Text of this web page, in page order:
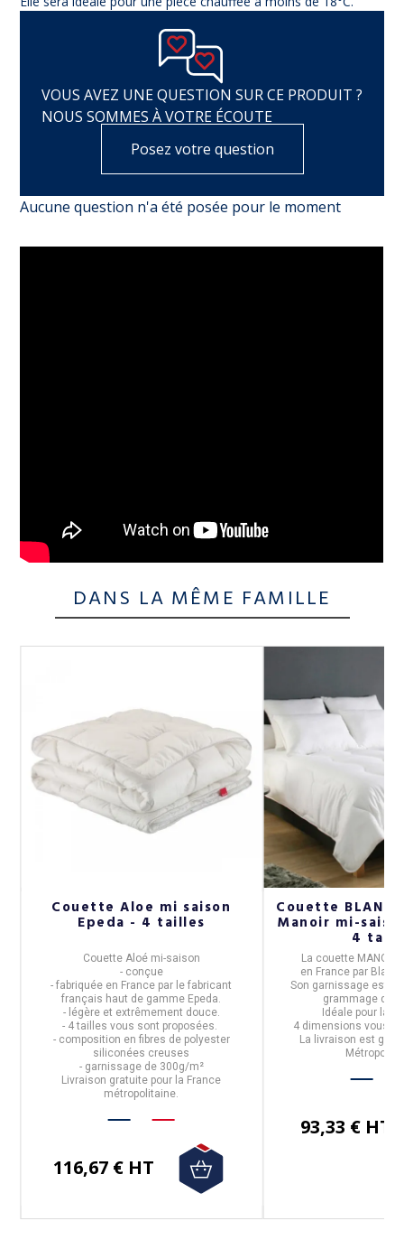
VOUS AVEZ UNE QUESTION SUR CE PRODUIT ?
NOUS SOMMES À VOTRE ÉCOUTE
Posez votre question
Aucune question n'a été posée pour le moment
DANS LA MÊME FAMILLE
Couette Aloe mi saison
Epeda - 4 tailles
Couette Aloé mi-saison
- conçue
- fabriquée en France par le fabricant
français haut de gamme Epeda
- légère et extrêmement douce.
- 4 tailles vous sont proposées.
- composition en fibres de polyester
siliconées creuses
- garnissage de 300g/m²
Livraison gratuite pour la France
métropolitaine.
116,67 € HT
Couette BLANC
Manoir mi-
4
La couette MANOIR
en Francepar Blanc
Son garnissage est
grammage de 3
Idéale pour la
4 dimensions vous
La livraison est
93,33 € HT